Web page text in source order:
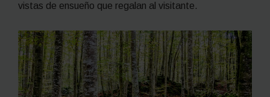
vistas de ensueño que regalan al visitante.